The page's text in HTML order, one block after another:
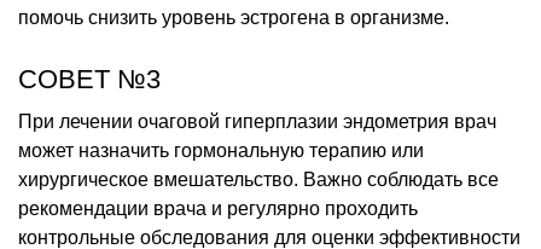
помочь снизить уровень эстрогена в организме.
СОВЕТ №3
При лечении очаговой гиперплазии эндометрия врач
может назначить гормональную терапию или
хирургическое вмешательство. Важно соблюдать все
рекомендации врача и регулярно проходить
контрольные обследования для оценки эффективности